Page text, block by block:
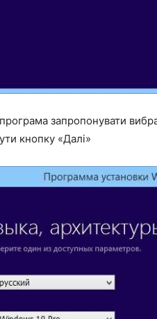
запропонувати
кнопку «Далі»